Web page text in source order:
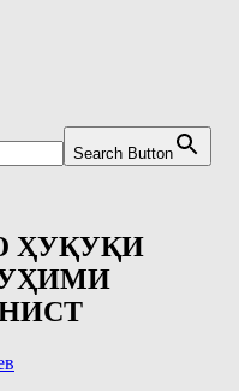
Search Button
ҲУҚУҚИ